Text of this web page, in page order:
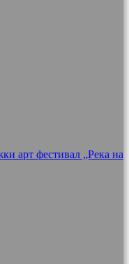
арт фестивал „Река на